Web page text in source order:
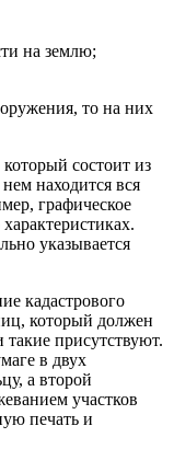
на землю;
то на них
состоит из
находится вся
графическое
указывается
кадастрового
который должен
такие присутствуют.
в двух
а второй
участков
печать и